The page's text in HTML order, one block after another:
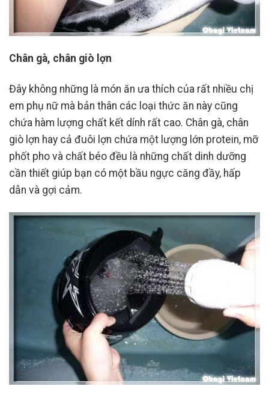
Chân gà, chân giò lợn
Đây không những là món ăn ưa thích của rất nhiều chị
em phụ nữ mà bản thân các loại thức ăn này cũng
chứa hàm lượng chất kết dính rất cao. Chân gà, chân
giò lợn hay cả đuôi lợn chứa một lượng lớn protein, mỡ
phốt pho và chất béo đều là những chất dinh dưỡng
cần thiết giúp bạn có một bầu ngực căng đầy, hấp
dẫn và gợi cảm.